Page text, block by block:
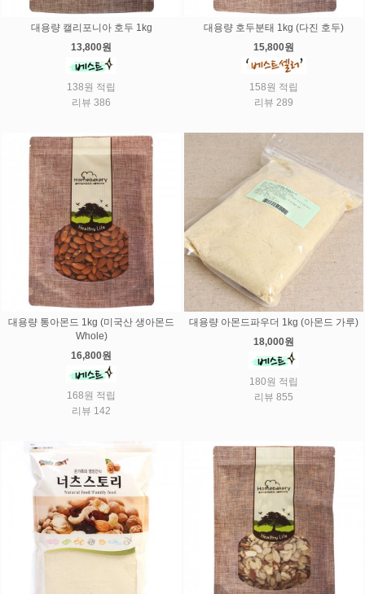
대용량 캘리포니아 호두 1kg
13,800원
138원 적립
리뷰 386
대용량 호두분태 1kg (다진 호두)
15,800원
158원 적립
리뷰 289
대용량 통아몬드 1kg (미국산 생아몬드
Whole)
16,800원
168원 적립
리뷰 142
대용량 아몬드파우더 1kg (아몬드 가루)
18,000원
180원 적립
리뷰 855